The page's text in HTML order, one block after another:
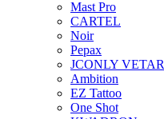
Mast Pro
CARTEL
Noir
Pepax
JCONLY VETAR
Ambition
EZ Tattoo
One Shot